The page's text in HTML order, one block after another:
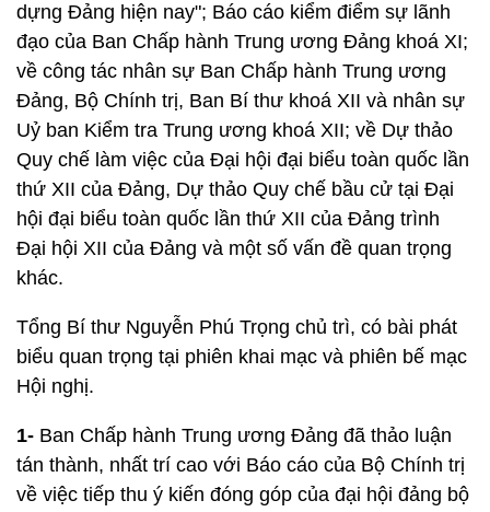
dựng Đảng hiện nay"; Báo cáo kiểm điểm sự lãnh
đạo của Ban Chấp hành Trung ương Đảng khoá XI;
về công tác nhân sự Ban Chấp hành Trung ương
Đảng, Bộ Chính trị, Ban Bí thư khoá XII và nhân sự
Uỷ ban Kiểm tra Trung ương khoá XII; về Dự thảo
Quy chế làm việc của Đại hội đại biểu toàn quốc lần
thứ XII của Đảng, Dự thảo Quy chế bầu cử tại Đại
hội đại biểu toàn quốc lần thứ XII của Đảng trình
Đại hội XII của Đảng và một số vấn đề quan trọng
khác.
Tổng Bí thư Nguyễn Phú Trọng chủ trì, có bài phát
biểu quan trọng tại phiên khai mạc và phiên bế mạc
Hội nghị.
1- Ban Chấp hành Trung ương Đảng đã thảo luận
tán thành, nhất trí cao với Báo cáo của Bộ Chính trị
về việc tiếp thu ý kiến đóng góp của đại hội đảng bộ